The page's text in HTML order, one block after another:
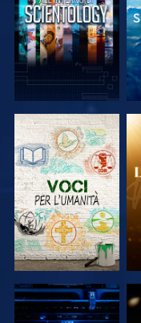
ESPLORA LE
SERIE